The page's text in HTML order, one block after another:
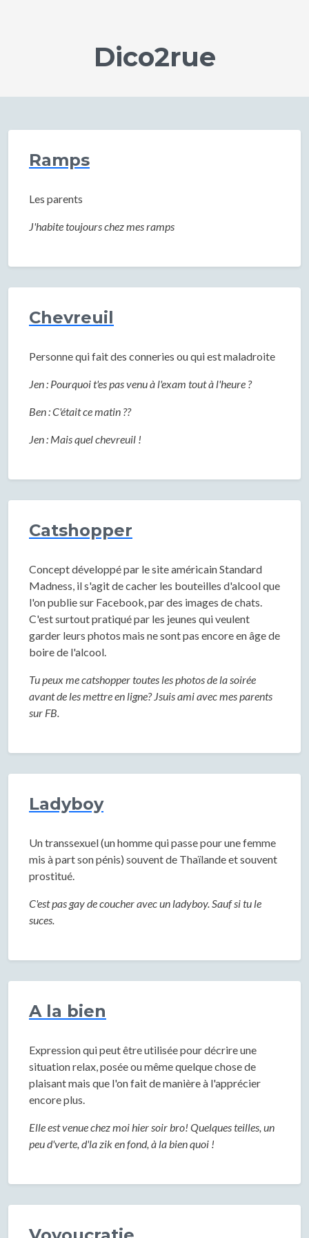
Dico2rue
Ramps
Les parents
J'habite toujours chez mes ramps
Chevreuil
Personne qui fait des conneries ou qui est maladroite
Jen : Pourquoi t'es pas venu à l'exam tout à l'heure ?
Ben : C'était ce matin ??
Jen : Mais quel chevreuil !
Catshopper
Concept développé par le site américain Standard
Madness, il s'agit de cacher les bouteilles d'alcool que
l'on publie sur Facebook, par des images de chats.
C'est surtout pratiqué par les jeunes qui veulent
garder leurs photos mais ne sont pas encore en âge de
boire de l'alcool.
Tu peux me catshopper toutes les photos de la soirée
avant de les mettre en ligne? Jsuis ami avec mes parents
sur FB.
Ladyboy
Un transsexuel (un homme qui passe pour une femme
mis à part son pénis) souvent de Thaïlande et souvent
prostitué.
C'est pas gay de coucher avec un ladyboy. Sauf si tu le
suces.
A la bien
Expression qui peut être utilisée pour décrire une
situation relax, posée ou même quelque chose de
plaisant mais que l'on fait de manière à l'apprécier
encore plus.
Elle est venue chez moi hier soir bro! Quelques teilles, un
peu d'verte, d'la zik en fond, à la bien quoi !